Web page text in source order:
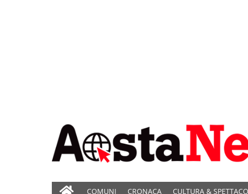
COMUNI CRONACA CULTURA &